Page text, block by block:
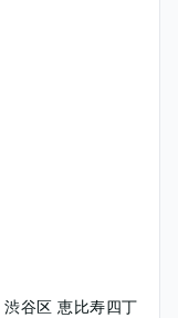
渋谷区 恵比寿四丁